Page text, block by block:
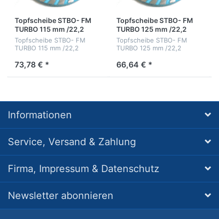
Topfscheibe STBO- FM
TURBO 115 mm /22,2
Topfscheibe STBO- FM
TURBO 115 mm /22,2
73,78 € *
Topfscheibe STBO- FM
TURBO 125 mm /22,2
Topfscheibe STBO- FM
TURBO 125 mm /22,2
66,64 € *
Informationen
Service, Versand & Zahlung
Firma, Impressum & Datenschutz
Newsletter abonnieren